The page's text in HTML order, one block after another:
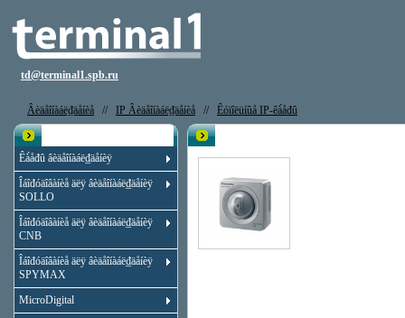
td@terminal1.spb.ru
Âèäåîíàáë₫äåíèå // IP Âèäåîíàáë₫äåíèå // Êóïîëüíûå IP-êà́åđû
Êà́åđû âèäåîíàáë₫äåíèÿ
Îáîđóäîâàíèå äëÿ âèäåîíàáë₫äåíèÿ
SOLLO
Îáîđóäîâàíèå äëÿ âèäåîíàáë₫äåíèÿ
CNB
Îáîđóäîâàíèå äëÿ âèäåîíàáë₫äåíèÿ
SPYMAX
MicroDigital